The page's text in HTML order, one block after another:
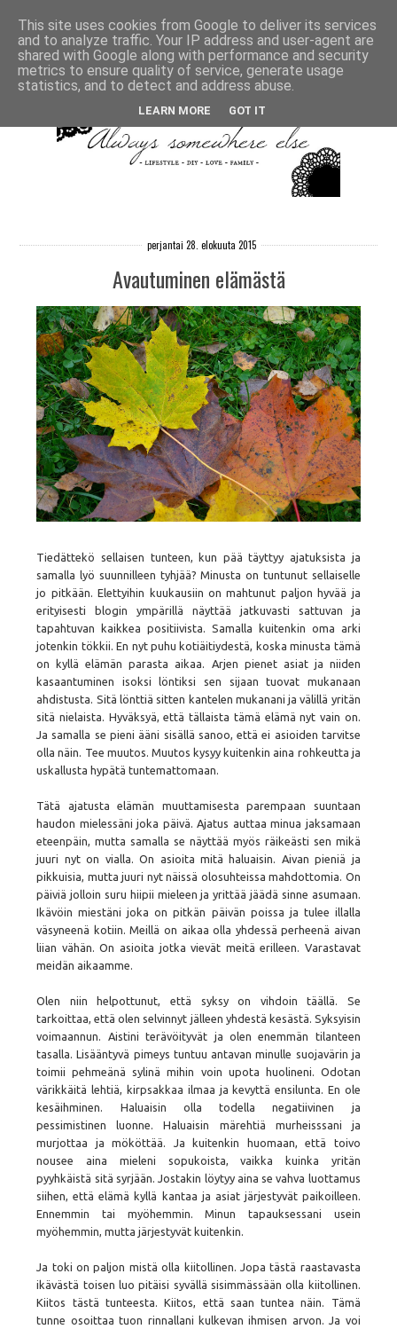
perjantai 28. elokuuta 2015
Avautuminen elämästä
Tiedättekö sellaisen tunteen, kun pää täyttyy ajatuksista ja
samalla lyö suunnilleen tyhjää? Minusta on tuntunut sellaiselle
jo pitkään. Elettyihin kuukausiin on mahtunut paljon hyvää ja
erityisesti blogin ympärillä näyttää jatkuvasti sattuvan ja
tapahtuvan kaikkea positiivista. Samalla kuitenkin oma arki
jotenkin tökkii. En nyt puhu kotiäitiydestä, koska minusta tämä
on kyllä elämän parasta aikaa. Arjen pienet asiat ja niiden
kasaantuminen isoksi löntiksi sen sijaan tuovat mukanaan
ahdistusta. Sitä lönttiä sitten kantelen mukanani ja välillä yritän
sitä nielaista. Hyväksyä, että tällaista tämä elämä nyt vain on.
Ja samalla se pieni ääni sisällä sanoo, että ei asioiden tarvitse
olla näin. Tee muutos. Muutos kysyy kuitenkin aina rohkeutta ja
uskallusta hypätä tuntemattomaan.
Tätä ajatusta elämän muuttamisesta parempaan suuntaan
haudon mielessäni joka päivä. Ajatus auttaa minua jaksamaan
eteenpäin, mutta samalla se näyttää myös räikeästi sen mikä
juuri nyt on vialla. On asioita mitä haluaisin. Aivan pieniä ja
pikkuisia, mutta juuri nyt näissä olosuhteissa mahdottomia. On
päiviä jolloin suru hiipii mieleen ja yrittää jäädä sinne asumaan.
Ikävöin miestäni joka on pitkän päivän poissa ja tulee illalla
väsyneenä kotiin. Meillä on aikaa olla yhdessä perheenä aivan
liian vähän. On asioita jotka vievät meitä erilleen. Varastavat
meidän aikaamme.
Olen niin helpottunut, että syksy on vihdoin täällä. Se
tarkoittaa, että olen selvinnyt jälleen yhdestä kesästä. Syksyisin
voimaannun. Aistini terävöityvät ja olen enemmän tilanteen
tasalla. Lisääntyvä pimeys tuntuu antavan minulle suojavärin ja
toimii pehmeänä sylinä mihin voin upota huolineni. Odotan
värikkäitä lehtiä, kirpsakkaa ilmaa ja kevyttä ensilunta. En ole
kesäihminen. Haluaisin olla todella negatiivinen ja
pessimistinen luonne. Haluaisin märehtiä murheisssani ja
murjottaa ja mököttää. Ja kuitenkin huomaan, että toivo
nousee aina mieleni sopukoista, vaikka kuinka yritän
pyyhkäistä sitä syrjään. Jostakin löytyy aina se vahva luottamus
siihen, että elämä kyllä kantaa ja asiat järjestyvät paikoilleen.
Ennemmin tai myöhemmin. Minun tapauksessani usein
myöhemmin, mutta järjestyvät kuitenkin.
Ja toki on paljon mistä olla kiitollinen. Jopa tästä raastavasta
ikävästä toisen luo pitäisi syvällä sisimmässään olla kiitollinen.
Kiitos tästä tunteesta. Kiitos, että saan tuntea näin. Tämä
tunne osoittaa tuon rinnallani kulkevan ihmisen arvon. Ja voi
This site uses cookies from Google to deliver its services
and to analyze traffic. Your IP address and user-agent are
shared with Google along with performance and security
metrics to ensure quality of service, generate usage
statistics, and to detect and address abuse.
LEARN MORE GOT IT